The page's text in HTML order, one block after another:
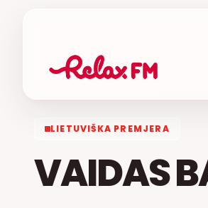
LIETUVIŠKA PREMJERA
VAIDAS